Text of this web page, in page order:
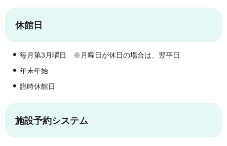
休館日
毎月第3月曜日 ※月曜日が休日の場合は、翌平日
年末年始
臨時休館日
施設予約システム